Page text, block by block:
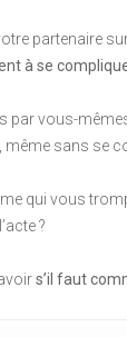
partenaire
à se
vous-
même sans se
qui vous
?
s’il faut